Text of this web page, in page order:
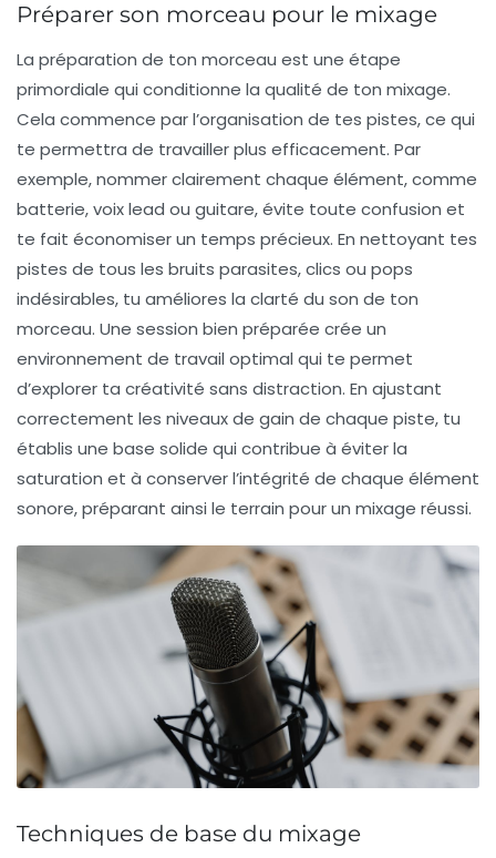
Préparer son morceau pour le mixage
La préparation de ton morceau est une étape
primordiale qui conditionne la qualité de ton mixage.
Cela commence par l’organisation de tes pistes, ce qui
te permettra de travailler plus efficacement. Par
exemple, nommer clairement chaque élément, comme
batterie,voix lead ou guitare, évite toute confusion et
te fait économiser un temps précieux. En nettoyant tes
pistes de tous les bruits parasites, clics ou pops
indésirables, tu améliores la clarté du son de ton
morceau. Une session bien préparée crée un
environnement de travail optimal qui te permet
d’explorer ta créativité sans distraction. En ajustant
correctement les niveaux de gain de chaque piste, tu
établis une base solide qui contribue à éviter la
saturation et à conserver l’intégrité de chaque élément
sonore, préparant ainsi le terrain pour un mixage réussi.
Techniques de base du mixage